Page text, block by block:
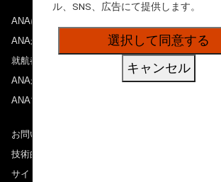
ANAについて
ANAからのお知らせ
就航都市
ANAがお約束する体験
ANAマイレージクラブ
お問い合わせ
技術的なお問い合わせ（推奨環境）
サイトマップ
ル、SNS、広告にて提供します。
選択して同意する
キャンセル